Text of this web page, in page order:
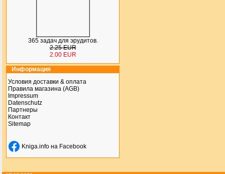
365 задач для эрудитов.
2.25 EUR
2.00 EUR
Информация
Условия доставки & оплата
Правила магазина (AGB)
Impressum
Datenschutz
Партнеры
Контакт
Sitemap
Kniga.info на Facebook